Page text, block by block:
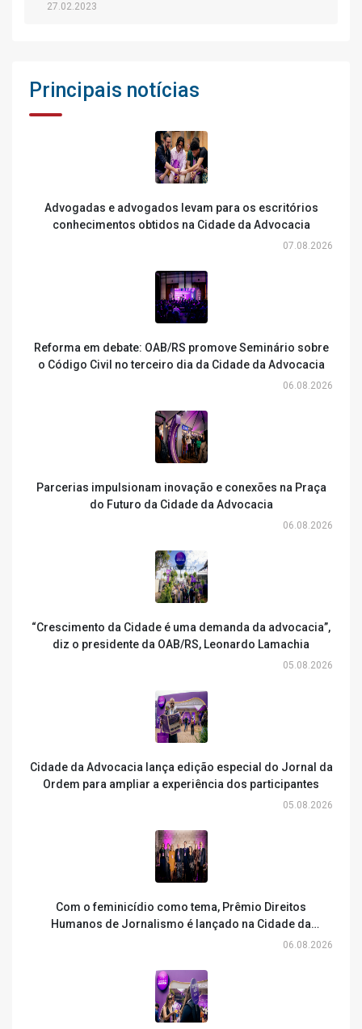
27.02.2023
Principais notícias
Advogadas e advogados levam para os escritórios
conhecimentos obtidos na Cidade da Advocacia
07.08.2026
Reforma em debate: OAB/RS promove Seminário sobre
o Código Civil no terceiro dia da Cidade da Advocacia
06.08.2026
Parcerias impulsionam inovação e conexões na Praça
do Futuro da Cidade da Advocacia
06.08.2026
“Crescimento da Cidade é uma demanda da advocacia”,
diz o presidente da OAB/RS, Leonardo Lamachia
05.08.2026
Cidade da Advocacia lança edição especial do Jornal da
Ordem para ampliar a experiência dos participantes
05.08.2026
Com o feminicídio como tema, Prêmio Direitos
Humanos de Jornalismo é lançado na Cidade da
06.08.2026